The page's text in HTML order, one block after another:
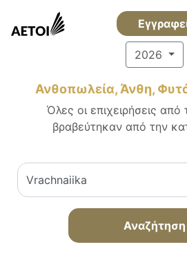
2026
Ανθοπωλεία, Άνθη,
Όλες οι επιχειρήσεις
βραβεύτηκαν από την
Αναζήτηση